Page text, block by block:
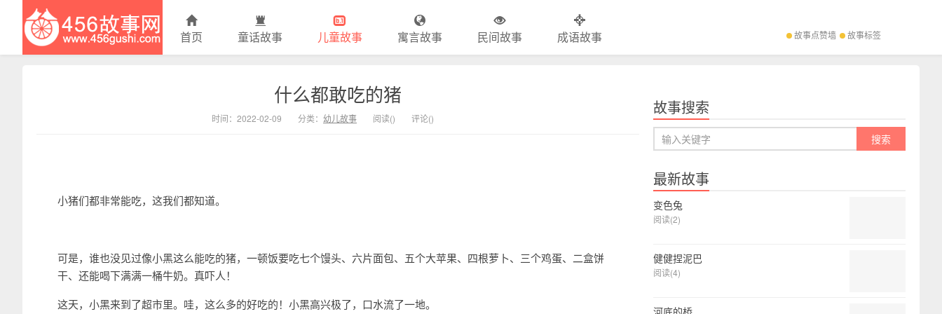
首页 童话故事 儿童故事 寓言故事 民间故事 成语故事 故事点赞墙 故事标签
什么都敢吃的猪
时间：2022-02-09 分类： 幼儿故事 阅读() 评论()
小猪们都非常能吃，这我们都知道。
可是，谁也没见过像小黑这么能吃的猪，一顿饭要吃七个馒头、六片面包、五个大苹果、四根萝卜、三个鸡蛋、二盒饼
干、还能喝下满满一桶牛奶。真吓人！
这天，小黑来到了超市里。哇，这么多的好吃的！小黑高兴极了，口水流了一地。
故事搜索
最新故事
变色兔
阅读(2)
健健捏泥巴
阅读(4)
河底的桥